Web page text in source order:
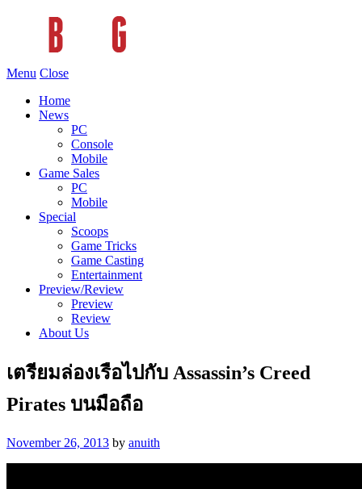
Menu Close
Home
News
PC
Console
Mobile
Game Sales
PC
Mobile
Special
Scoops
Game Tricks
Game Casting
Entertainment
Preview/Review
Preview
Review
About Us
เตรียมล่องเรือไปกับ Assassin’s Creed
Pirates บนมือถือ
November 26, 2013 by anuith